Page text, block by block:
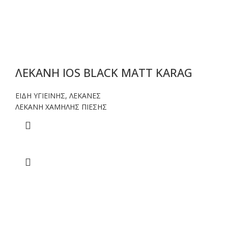
ΛΕΚΑΝΗ IOS BLACK MATT KARAG
ΕΙΔΗ ΥΓΙΕΙΝΗΣ, ΛΕΚΑΝΕΣ
ΛΕΚΑΝΗ ΧΑΜΗΛΗΣ ΠΙΕΣΗΣ